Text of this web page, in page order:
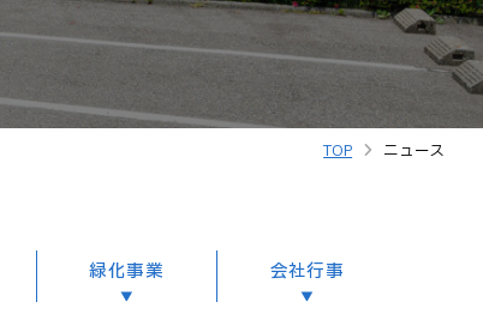
TOP ニュース
緑化事業 会社行事